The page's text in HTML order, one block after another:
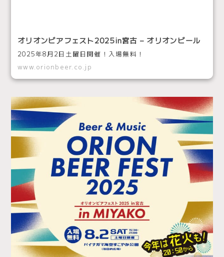
オリオンビアフェスト2025in宮古 – オリオンビール
2025年8月2日土曜日開催！入場無料！
www.orionbeer.co.jp